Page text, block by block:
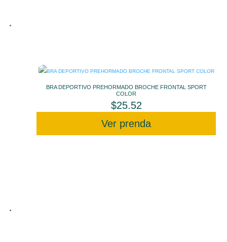
BRA DEPORTIVO PREHORMADO BROCHE FRONTAL SPORT
COLOR
$25.52
Ver prenda